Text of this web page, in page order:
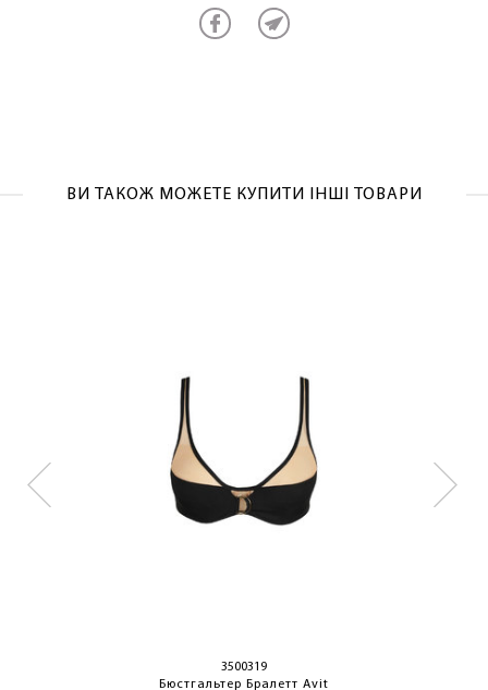
ВИ ТАКОЖ МОЖЕТЕ КУПИТИ ІНШІ ТОВАРИ
3500319
Бюстгальтер Бралетт Avit
ОТРИМАТИ!